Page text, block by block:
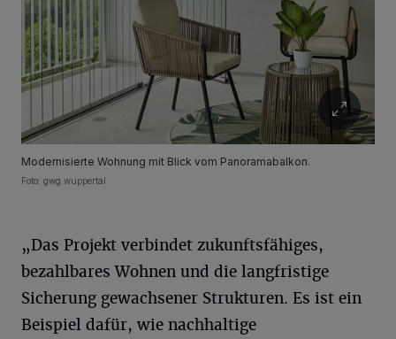
Modernisierte Wohnung mit Blick vom Panoramabalkon.
Foto: gwg wuppertal
„Das Projekt verbindet zukunftsfähiges,
bezahlbares Wohnen und die langfristige
Sicherung gewachsener Strukturen. Es ist ein
Beispiel dafür, wie nachhaltige